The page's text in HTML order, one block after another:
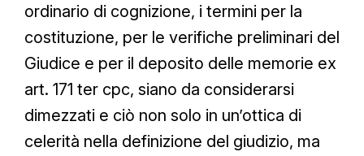
ordinario di cognizione, i termini per la
costituzione, per le verifiche preliminari del
Giudice e per il deposito delle memorie ex
art. 171 ter cpc, siano da considerarsi
dimezzati e ciò non solo in un’ottica di
celerità nella definizione del giudizio, ma